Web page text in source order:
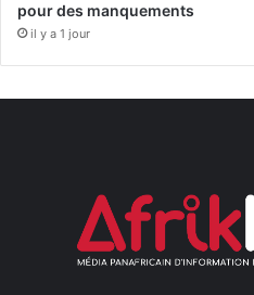
pour des manquements
il y a 1 jour